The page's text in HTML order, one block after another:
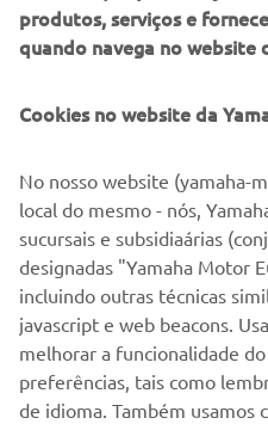
Espírito de desafio –
Motor Co., Ltd. em
©Yamaha Motor Europe N.V.
podem ser utilizadas para
comerciais sem o
Yamaha Motor Europe N.V.
Ltd.
Conduza sempre de forma
legislação rodoviária local.
produtos, serviços e
quando navega no website
Cookies no website da
No nosso website (yamaha-
local do mesmo - nós,
sucursais e subsidiaárias
designadas "Yamaha Motor
incluindo outras técnicas
javascript e web beacons.
melhorar a funcionalidade
preferências, tais como
de idioma. Também usamos